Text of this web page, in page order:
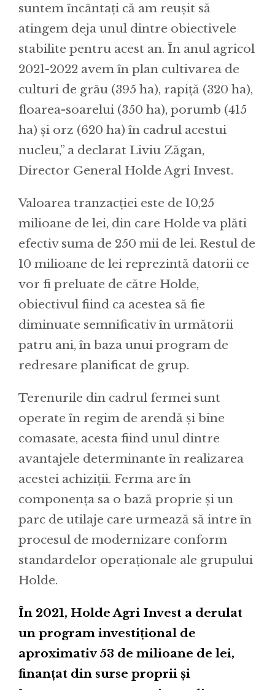
suntem încântați că am reușit să
atingem deja unul dintre obiectivele
stabilite pentru acest an. În anul agricol
2021-2022 avem în plan cultivarea de
culturi de grâu (395 ha), rapiță (320 ha),
floarea-soarelui (350 ha), porumb (415
ha) și orz (620 ha) în cadrul acestui
nucleu,” a declarat Liviu Zăgan,
Director General Holde Agri Invest.
Valoarea tranzacției este de 10,25
milioane de lei, din care Holde va plăti
efectiv suma de 250 mii de lei. Restul de
10 milioane de lei reprezintă datorii ce
vor fi preluate de către Holde,
obiectivul fiind ca acestea să fie
diminuate semnificativ în următorii
patru ani, în baza unui program de
redresare planificat de grup.
Terenurile din cadrul fermei sunt
operate în regim de arendă și bine
comasate, acesta fiind unul dintre
avantajele determinante în realizarea
acestei achiziții. Ferma are în
componența sa o bază proprie și un
parc de utilaje care urmează să intre în
procesul de modernizare conform
standardelor operaționale ale grupului
Holde.
În 2021, Holde Agri Invest a derulat
un program investițional de
aproximativ 53 de milioane de lei,
finanțat din surse proprii și